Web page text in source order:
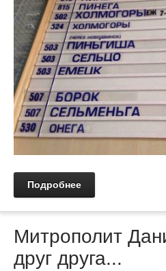
Подробнее
Митрополит
друг друга...